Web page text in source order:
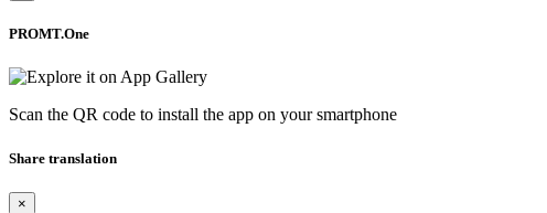
PROMT.One
Scan the QR code to install the app on your smartphone
Share translation
×